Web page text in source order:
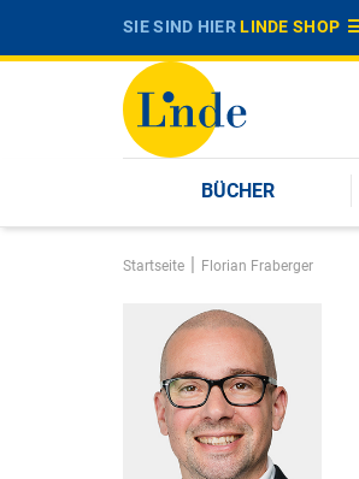
SIE SIND HIERLINDE SHOP
BÜCHER
Startseite | Florian Fraberger